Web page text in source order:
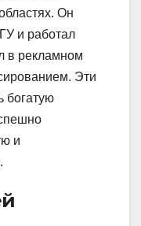
Он
и работал
в рекламном
Эти
богатую
и